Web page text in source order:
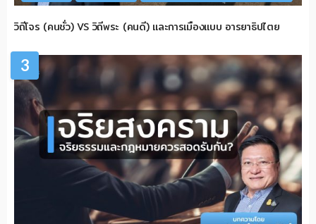
วิถีโจร (คนชั่ว) VS วิถีพระ (คนดี) และการเมืองแบบ อารยาธิปไตย
3